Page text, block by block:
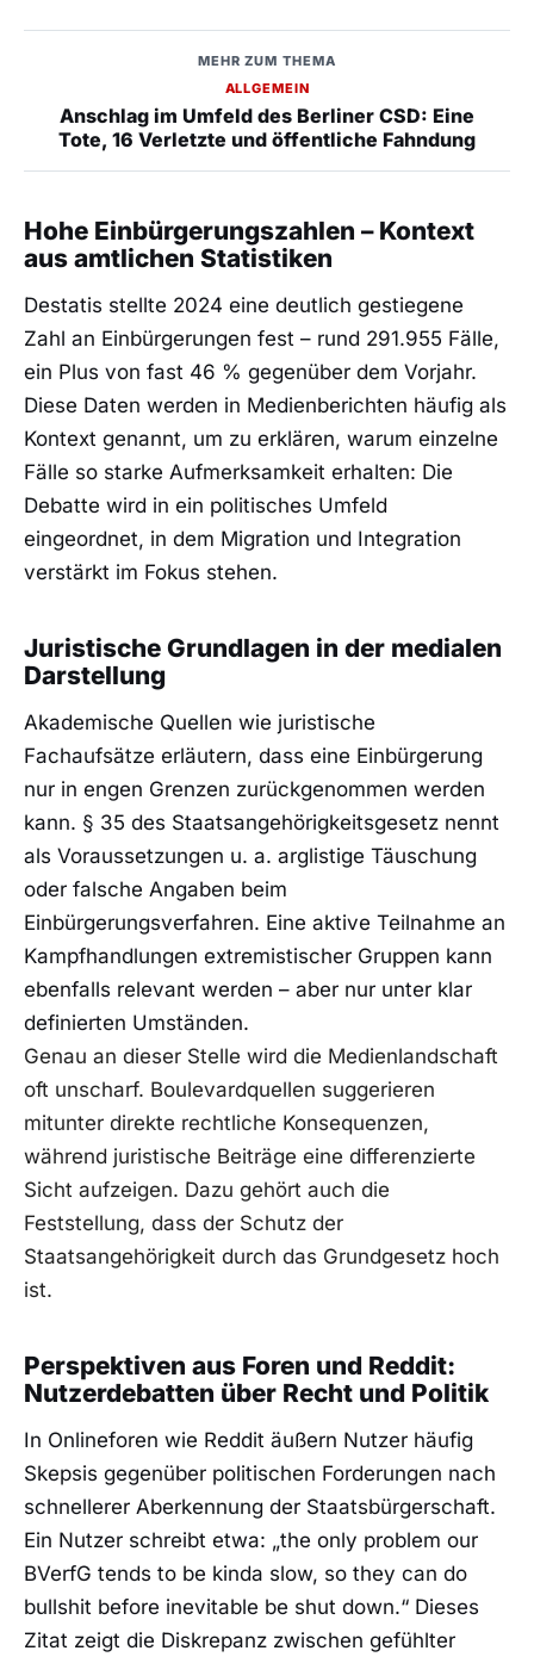
MEHR ZUM THEMA
ALLGEMEIN
Anschlag im Umfeld des Berliner CSD: Eine
Tote, 16 Verletzte und öffentliche Fahndung
Hohe Einbürgerungszahlen – Kontext
aus amtlichen Statistiken
Destatis stellte 2024 eine deutlich gestiegene
Zahl an Einbürgerungen fest – rund 291.955 Fälle,
ein Plus von fast 46 % gegenüber dem Vorjahr.
Diese Daten werden in Medienberichten häufig als
Kontext genannt, um zu erklären, warum einzelne
Fälle so starke Aufmerksamkeit erhalten: Die
Debatte wird in ein politisches Umfeld
eingeordnet, in dem Migration und Integration
verstärkt im Fokus stehen.
Juristische Grundlagen in der medialen
Darstellung
Akademische Quellen wie juristische
Fachaufsätze erläutern, dass eine Einbürgerung
nur in engen Grenzen zurückgenommen werden
kann. § 35 des Staatsangehörigkeitsgesetz nennt
als Voraussetzungen u. a. arglistige Täuschung
oder falsche Angaben beim
Einbürgerungsverfahren. Eine aktive Teilnahme an
Kampfhandlungen extremistischer Gruppen kann
ebenfalls relevant werden – aber nur unter klar
definierten Umständen.
Genau an dieser Stelle wird die Medienlandschaft
oft unscharf. Boulevardquellen suggerieren
mitunter direkte rechtliche Konsequenzen,
während juristische Beiträge eine differenzierte
Sicht aufzeigen. Dazu gehört auch die
Feststellung, dass der Schutz der
Staatsangehörigkeit durch das Grundgesetz hoch
ist.
Perspektiven aus Foren und Reddit:
Nutzerdebatten über Recht und Politik
In Onlineforen wie Reddit äußern Nutzer häufig
Skepsis gegenüber politischen Forderungen nach
schnellerer Aberkennung der Staatsbürgerschaft.
Ein Nutzer schreibt etwa: „the only problem our
BVerfG tends to be kinda slow, so they can do
bullshit before inevitable be shut down.“ Dieses
Zitat zeigt die Diskrepanz zwischen gefühlter